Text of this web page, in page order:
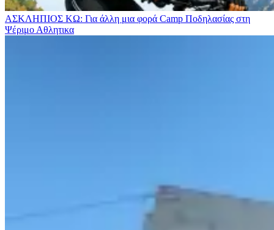
ΑΣΚΛΗΠΙΟΣ ΚΩ: Για άλλη μια φορά Camp Ποδηλασίας στη
Ψέριμο Αθλητικα